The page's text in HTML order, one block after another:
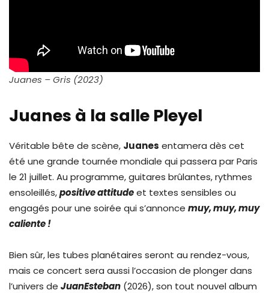
Juanes – Gris (2023)
Juanes à la salle Pleyel
Véritable bête de scène, Juanes entamera dès cet
été une grande tournée mondiale qui passera par Paris
le 21 juillet. Au programme, guitares brûlantes, rythmes
ensoleillés,positive attitudeet textes sensibles ou
engagés pour une soirée qui s’annonce muy, muy, muy
caliente !
Bien sûr, les tubes planétaires seront au rendez-vous,
mais ce concert sera aussi l’occasion de plonger dans
l’univers de JuanEsteban (2026), son tout nouvel album